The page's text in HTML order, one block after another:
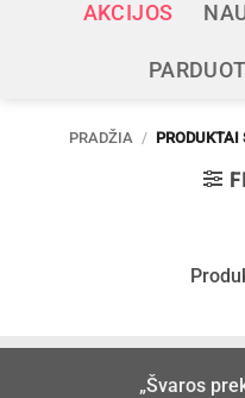
AKCIJOS
PRADŽIA /
„Švaros